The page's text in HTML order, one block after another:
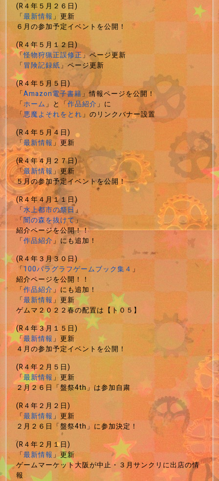
(R４年５月２６日)
「最新情報」更新
６月の参加予定イベントを公開！
(R４年５月１２日)
「怪物狩猟正誤修正」ページ更新
「冒険記録紙」ページ更新
(R４年５月５日)
「Amazon電子書籍」情報ページを公開！
「ホーム」と「作品紹介」に
「悪魔よそれをとれ」のリンクバナー設置
(R４年５月４日)
「最新情報」更新
(R４年４月２７日)
「最新情報」更新
５月の参加予定イベントを公開！
(R４年４月１１日)
「水上都市の祭日」
「闇の森を抜けて」
紹介ページを公開！！
「作品紹介」にも追加！
(R４年３月３０日)
「100パラグラフゲームブック集４ 」
紹介ページを公開！！
「作品紹介」にも追加！
「最新情報」更新
ゲムマ２０２２春の配置は【ト０５】
(R４年３月１５日)
「最新情報」更新
４月の参加予定イベントを公開！
(R４年２月５日)
「最新情報」更新
２月２６日「盤祭4th」は参加自粛
(R４年２月２日)
「最新情報」更新
２月２６日「盤祭4th」に参加決定！
(R４年２月１日)
「最新情報」更新
ゲームマーケット大阪が中止・３月サンクリに出店の情
報